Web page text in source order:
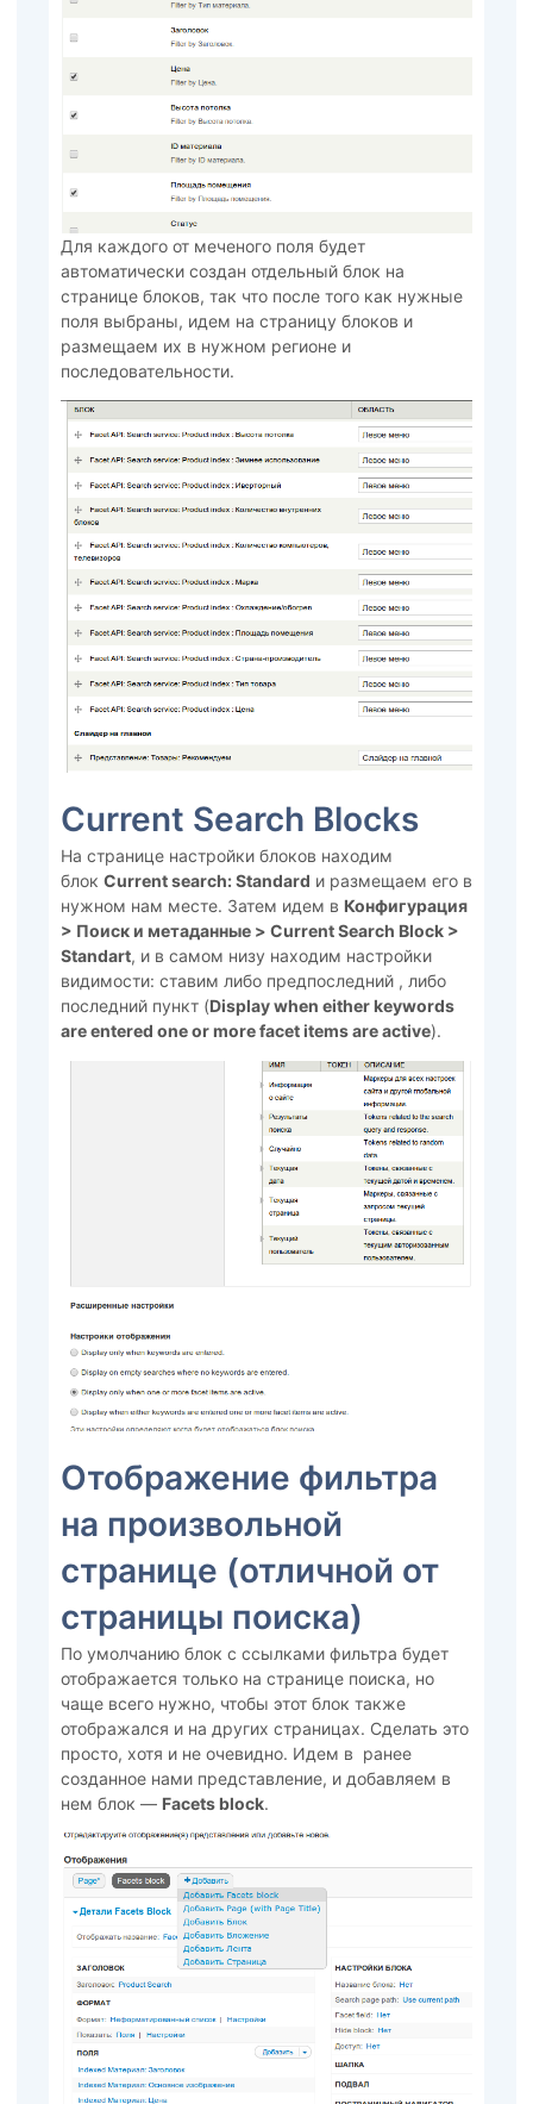
Для каждого от меченого поля будет
автоматически создан отдельный блок на
странице блоков, так что после того как нужные
поля выбраны, идем на страницу блоков и
размещаем их в нужном регионе и
последовательности.
Current Search Blocks
На странице настройки блоков находим
блок Current search: Standard и размещаем его в
нужном нам месте. Затем идем в Конфигурация
> Поиск и метаданные > Current Search Block >
Standart, и в самом низу находим настройки
видимости: ставим либо предпоследний , либо
последний пункт (Display when either keywords
are entered one or more facet items are active).
Отображение фильтра
на произвольной
странице (отличной от
страницы поиска)
По умолчанию блок с ссылками фильтра будет
отображается только на странице поиска, но
чаще всего нужно, чтобы этот блок также
отображался и на других страницах. Сделать это
просто, хотя и не очевидно. Идем в ранее
созданное нами представление, и добавляем в
нем блок — Facets block.